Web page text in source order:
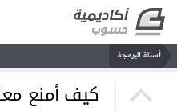
أسئلة البرمجة
كيف أمنع